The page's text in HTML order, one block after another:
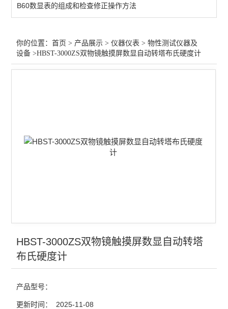
查看全部 >>
B60数显表的组成和检查修正操作方法
你的位置：首页 > 产品展示 >仪器仪表 >物性测试仪器及
设备 >HBST-3000ZS双物镜触摸屏数显自动转塔布氏硬度计
HBST-3000ZS双物镜触摸屏数显自动转塔
布氏硬度计
产品型号：
更新时间： 2025-11-08